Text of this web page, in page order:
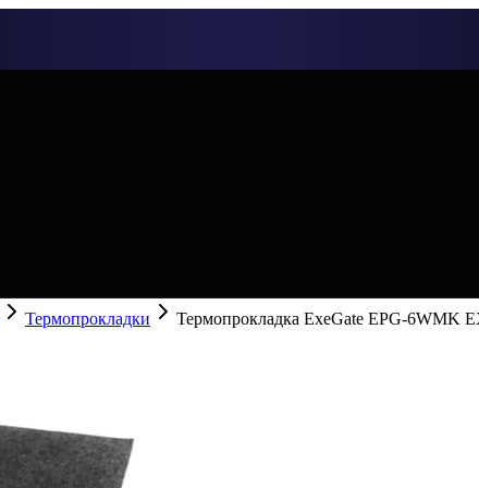
Термопрокладки
Термопрокладка ExeGate EPG-6WMK